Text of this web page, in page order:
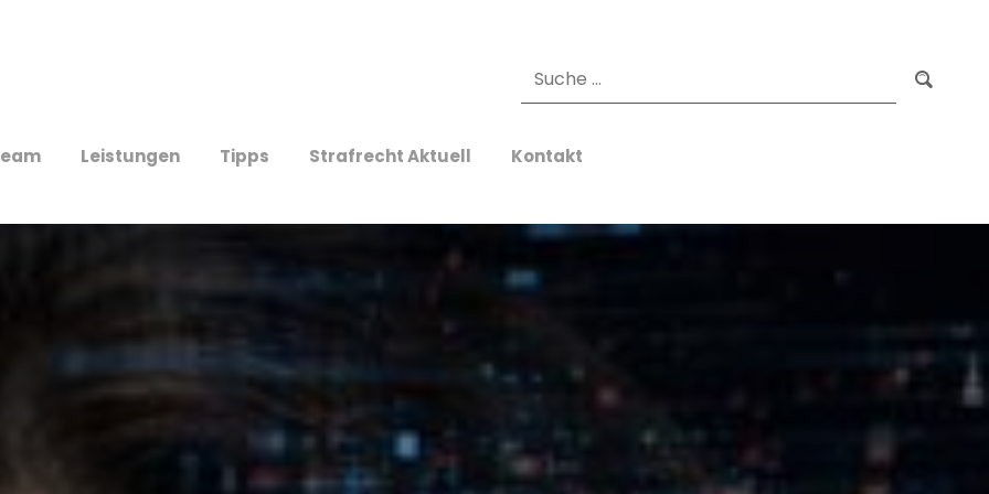
Leistungen Tipps Strafrecht Aktuell Kontakt
Suchen